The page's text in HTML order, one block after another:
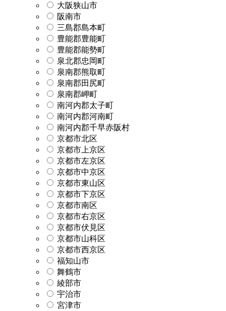
大阪狭山市
阪南市
三島郡島本町
豊能郡豊能町
豊能郡能勢町
泉北郡忠岡町
泉南郡熊取町
泉南郡田尻町
泉南郡岬町
南河内郡太子町
南河内郡河南町
南河内郡千早赤阪村
京都市北区
京都市上京区
京都市左京区
京都市中京区
京都市東山区
京都市下京区
京都市南区
京都市右京区
京都市伏見区
京都市山科区
京都市西京区
福知山市
舞鶴市
綾部市
宇治市
宮津市